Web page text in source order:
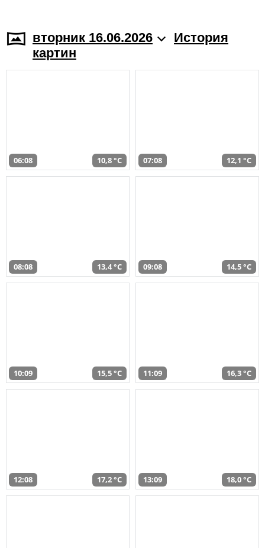
вторник 16.06.2026
История
картин
06:08 10,8 °C 07:08 12,1 °C
08:08 13,4 °C 09:08 14,5 °C
10:09 15,5 °C 11:09 16,3 °C
12:08 17,2 °C 13:09 18,0 °C